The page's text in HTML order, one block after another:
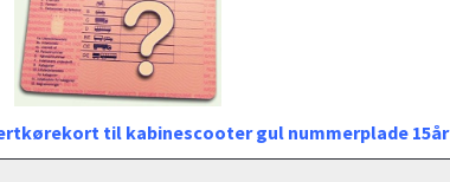
til kabinescooter gul nummerplade 15år